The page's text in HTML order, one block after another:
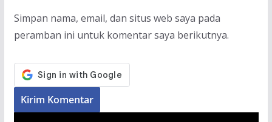
Simpan nama, email, dan situs web saya pada
peramban ini untuk komentar saya berikutnya.